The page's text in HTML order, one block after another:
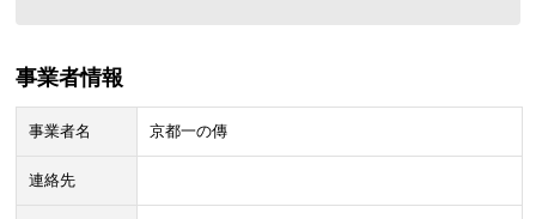
事業者情報
事業者名 京都一の傳
連絡先